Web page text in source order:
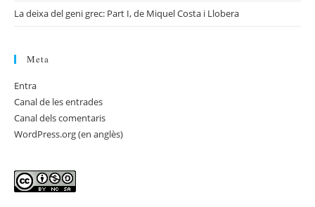
La deixa del geni grec: Part I, de Miquel Costa i Llobera
Meta
Entra
Canal de les entrades
Canal dels comentaris
WordPress.org (en anglès)